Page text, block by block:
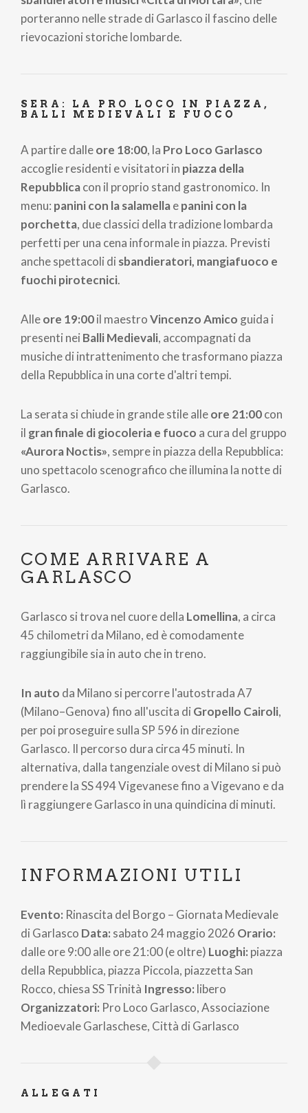
porteranno nelle strade di Garlasco il fascino delle
rievocazioni storiche lombarde.
SERA: LA PRO LOCO IN PIAZZA,
BALLI MEDIEVALI E FUOCO
A partire dalleore 18:00, la Pro Loco Garlasco
accoglie residenti e visitatori in piazza della
Repubblicacon il proprio stand gastronomico. In
menu: panini con la salamellaepanini con la
porchetta, due classici della tradizione lombarda
perfetti per una cena informale in piazza. Previsti
anche spettacoli di sbandieratori, mangiafuoco e
fuochi pirotecnici.
Alleore 19:00il maestroVincenzo Amico guida i
presenti nei Balli Medievali, accompagnati da
musiche di intrattenimento che trasformano piazza
della Repubblica in una corte d'altri tempi.
La serata si chiude in grande stile alleore 21:00con
il gran finale di giocoleria e fuoco a cura del gruppo
«Aurora Noctis», sempre in piazza della Repubblica:
uno spettacolo scenografico che illumina la notte di
Garlasco.
COME ARRIVARE A
GARLASCO
Garlasco si trova nel cuore della Lomellina, a circa
45 chilometri da Milano, ed è comodamente
raggiungibile sia in auto che in treno.
In auto da Milano si percorre l'autostrada A7
(Milano–Genova) fino all'uscita di Gropello Cairoli,
per poi proseguire sulla SP 596 in direzione
Garlasco. Il percorso dura circa 45 minuti. In
alternativa, dalla tangenziale ovest di Milano si può
prendere la SS 494 Vigevanese fino a Vigevano e da
lì raggiungere Garlasco in una quindicina di minuti.
INFORMAZIONI UTILI
Evento: Rinascita del Borgo – Giornata Medievale
di Garlasco Data: sabato 24 maggio 2026 Orario:
dalle ore 9:00 alle ore 21:00 (e oltre) Luoghi: piazza
della Repubblica, piazza Piccola, piazzetta San
Rocco, chiesa SS Trinità Ingresso: libero
Organizzatori: Pro Loco Garlasco, Associazione
Medioevale Garlaschese, Città di Garlasco
ALLEGATI